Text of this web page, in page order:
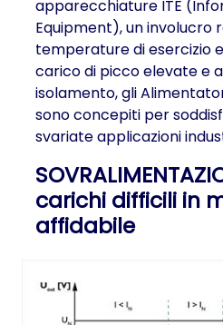
apparecchiature ITE
Equipment), un involucro
temperature di esercizio
carico di picco elevate e
isolamento, gli
sono concepiti per
svariate applicazioni
carichi difficili in
affidabile